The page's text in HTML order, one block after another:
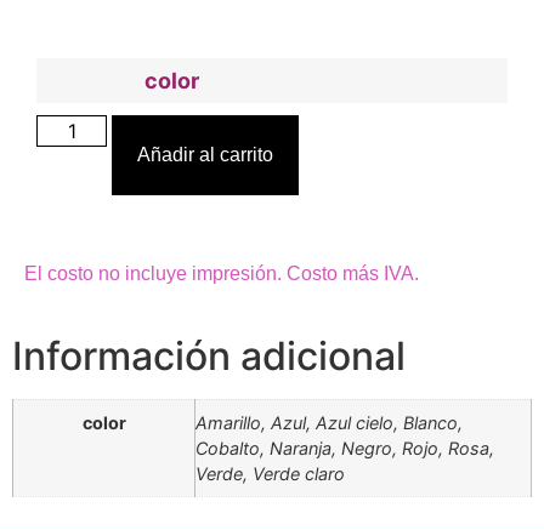
color
Añadir al carrito
El costo no incluye impresión. Costo más IVA.
Información adicional
color
Amarillo, Azul, Azul cielo, Blanco,
Cobalto, Naranja, Negro, Rojo, Rosa,
Verde, Verde claro